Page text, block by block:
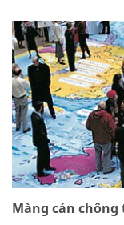
Màng cán